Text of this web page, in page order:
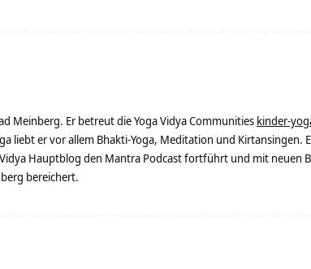
Meinberg. Er betreut die Yoga Vidya Communities kinder-
liebt er vor allem Bhakti-Yoga, Meditation und Kirtansingen.
Hauptblog den Mantra Podcast fortführt und mit neuen
bereichert.